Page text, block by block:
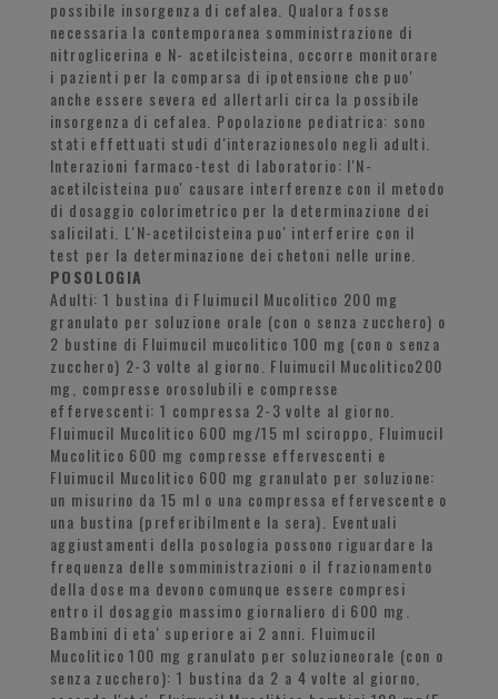
possibile insorgenza di cefalea. Qualora fosse
necessaria la contemporanea somministrazione di
nitroglicerina e N- acetilcisteina, occorre monitorare
i pazienti per la comparsa di ipotensione che puo'
anche essere severa ed allertarli circa la possibile
insorgenza di cefalea. Popolazione pediatrica: sono
stati effettuati studi d'interazionesolo negli adulti.
Interazioni farmaco-test di laboratorio: l'N-
acetilcisteina puo' causare interferenze con il metodo
di dosaggio colorimetrico per la determinazione dei
salicilati. L'N-acetilcisteina puo' interferire con il
test per la determinazione dei chetoni nelle urine.
POSOLOGIA
Adulti: 1 bustina di Fluimucil Mucolitico 200 mg
granulato per soluzione orale (con o senza zucchero) o
2 bustine di Fluimucil mucolitico 100 mg (con o senza
zucchero) 2-3 volte al giorno. Fluimucil Mucolitico200
mg, compresse orosolubili e compresse
effervescenti: 1 compressa 2-3 volte al giorno.
Fluimucil Mucolitico 600 mg/15 ml sciroppo, Fluimucil
Mucolitico 600 mg compresse effervescenti e
Fluimucil Mucolitico 600 mg granulato per soluzione:
un misurino da 15 ml o una compressa effervescente o
una bustina (preferibilmente la sera). Eventuali
aggiustamenti della posologia possono riguardare la
frequenza delle somministrazioni o il frazionamento
della dose ma devono comunque essere compresi
entro il dosaggio massimo giornaliero di 600 mg.
Bambini di eta' superiore ai 2 anni. Fluimucil
Mucolitico 100 mg granulato per soluzioneorale (con o
senza zucchero): 1 bustina da 2 a 4 volte al giorno,